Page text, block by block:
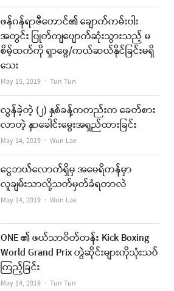
ဖန်ဂန်ရာဇီတောင်၏ ချောက်ကမ်းပါး
အတွင်း ပြုတ်ကျပျောက်ဆုံးသွားသည့် မ
စိမ့်ထက်ကို ရှာဖွေ/ကယ်ဆယ်နိုင်ခြင်းမရှိ
သေး
May 15, 2019 Author
Tun Tun
လွန်ခဲ့တဲ့ (၂) နှစ်ခန့်ကတည်းက ခေတ်စား
လာတဲ့ နှာခေါင်းမွေးအရှည်ထားခြင်း
May 14, 2019 Author
Wun Lae
ငွေဘယ်လောက်ရှိမှ အမေရိကန်မှာ
လူချမ်းသာလို့သတ်မှတ်ခံရတာလဲ
May 14, 2019 Author
Wun Lae
ONE ၏ ဖယ်သာဝိတ်တန်း Kick Boxing
World Grand Prix တွဲဆိုင်းများကိုသုံးသပ်
ကြည့်ခြင်း
May 14, 2019 Author
Tun Tun